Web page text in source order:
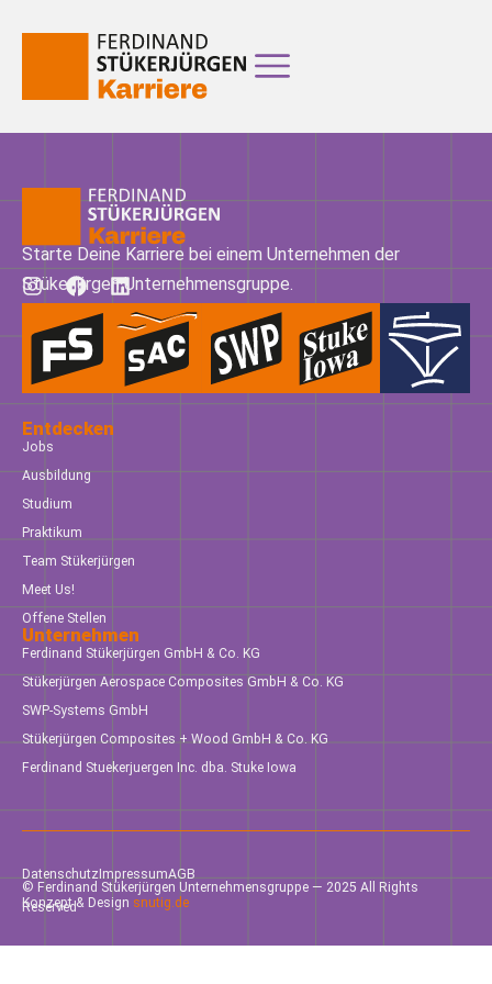
Starte Deine Karriere bei einem Unternehmen der
Stükerjürgen Unternehmensgruppe.
Entdecken
Jobs
Ausbildung
Studium
Praktikum
Team Stükerjürgen
Meet Us!
Offene Stellen
Unternehmen
Ferdinand Stükerjürgen GmbH & Co. KG
Stükerjürgen Aerospace Composites GmbH & Co. KG
SWP-Systems GmbH
Stükerjürgen Composites + Wood GmbH & Co. KG
Ferdinand Stuekerjuergen Inc. dba. Stuke Iowa
DatenschutzImpressumAGB
© Ferdinand Stükerjürgen Unternehmensgruppe — 2025 All Rights
Reserved
Konzept & Design snutig.de